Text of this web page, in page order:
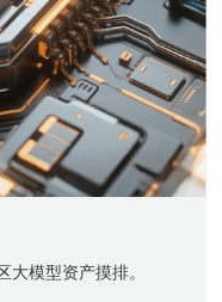
大模型资产摸排。